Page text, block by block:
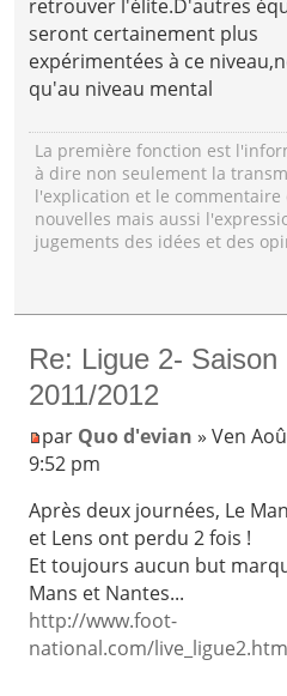
retrouver l'élite.D'autres
seront certainement plus
expérimentées à ce
qu'au niveau mental
La première fonction est
à dire non seulement la
l'explication et le commentaire
nouvelles mais aussi
jugements des idées et des
Re: Ligue 2- Saison
2011/2012
par Quo d'evian » Ven
9:52 pm
Après deux journées, Le
et Lens ont perdu 2 fois !
Et toujours aucun but
Mans et Nantes...
http://www.foot-
national.com/